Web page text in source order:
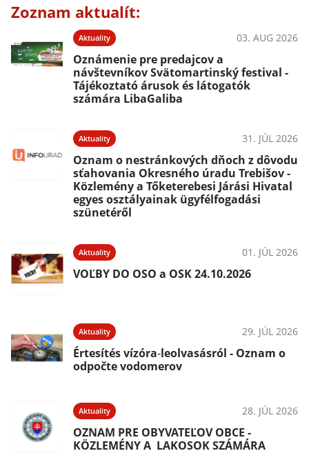
Zoznam aktualít:
Aktuality 03. AUG 2026
Oznámenie pre predajcov a
návštevníkov Svätomartinský festival -
Tájékoztató árusok és látogatók
számára LibaGaliba
Aktuality 31. JÚL 2026
Oznam o nestránkových dňoch z dôvodu
sťahovania Okresného úradu Trebišov -
Közlemény a Tőketerebesi Járási Hivatal
egyes osztályainak ügyfélfogadási
szünetéről
Aktuality 01. JÚL 2026
VOĽBY DO OSO a OSK 24.10.2026
Aktuality 29. JÚL 2026
Értesítés vízóra‑leolvasásról - Oznam o
odpočte vodomerov
Aktuality 28. JÚL 2026
OZNAM PRE OBYVATEĽOV OBCE -
KÖZLEMÉNY A LAKOSOK SZÁMÁRA